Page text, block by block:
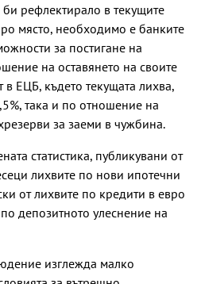
рефлектирало в текущите
място, необходимо е банките
за постигане на
на оставянето на своите
в ЕЦБ, където текущата лихва,
така и по отношение на
за заеми в чужбина.
статистика, публикувани от
лихвите по нови ипотечни
от лихвите по кредити в евро
депозитното улеснение на
изглежда малко